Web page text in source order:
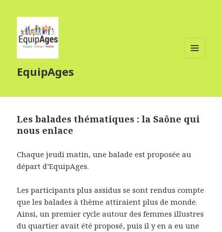
EquipAges
Les balades thématiques : la Saône qui
nous enlace
Chaque jeudi matin, une balade est proposée au
départ d’EquipAges.
Les participants plus assidus se sont rendus compte
que les balades à thème attiraient plus de monde.
Ainsi, un premier cycle autour des femmes illustres
du quartier avait été proposé, puis il y en a eu une